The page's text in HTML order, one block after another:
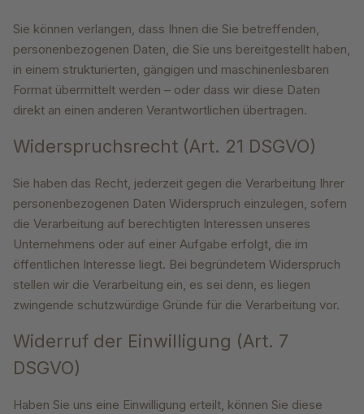
Sie können verlangen, dass Ihnen die Sie betreffenden,
personenbezogenen Daten, die Sie uns bereitgestellt haben,
in einem strukturierten, gängigen und maschinenlesbaren
Format übermittelt werden – oder dass wir diese Daten
direkt an einen anderen Verantwortlichen übertragen.
Widerspruchsrecht (Art. 21 DSGVO)
Sie haben das Recht, jederzeit gegen die Verarbeitung Ihrer
personenbezogenen Daten Widerspruch einzulegen, sofern
die Verarbeitung auf berechtigten Interessen unseres
Unternehmens oder auf einer Aufgabe erfolgt, die im
öffentlichen Interesse liegt. Bei begründetem Widerspruch
stellen wir die Verarbeitung ein, es sei denn, es liegen
zwingende schutzwürdige Gründe für die Verarbeitung vor.
Widerruf der Einwilligung (Art. 7
DSGVO)
Haben Sie uns eine Einwilligung erteilt, können Sie diese